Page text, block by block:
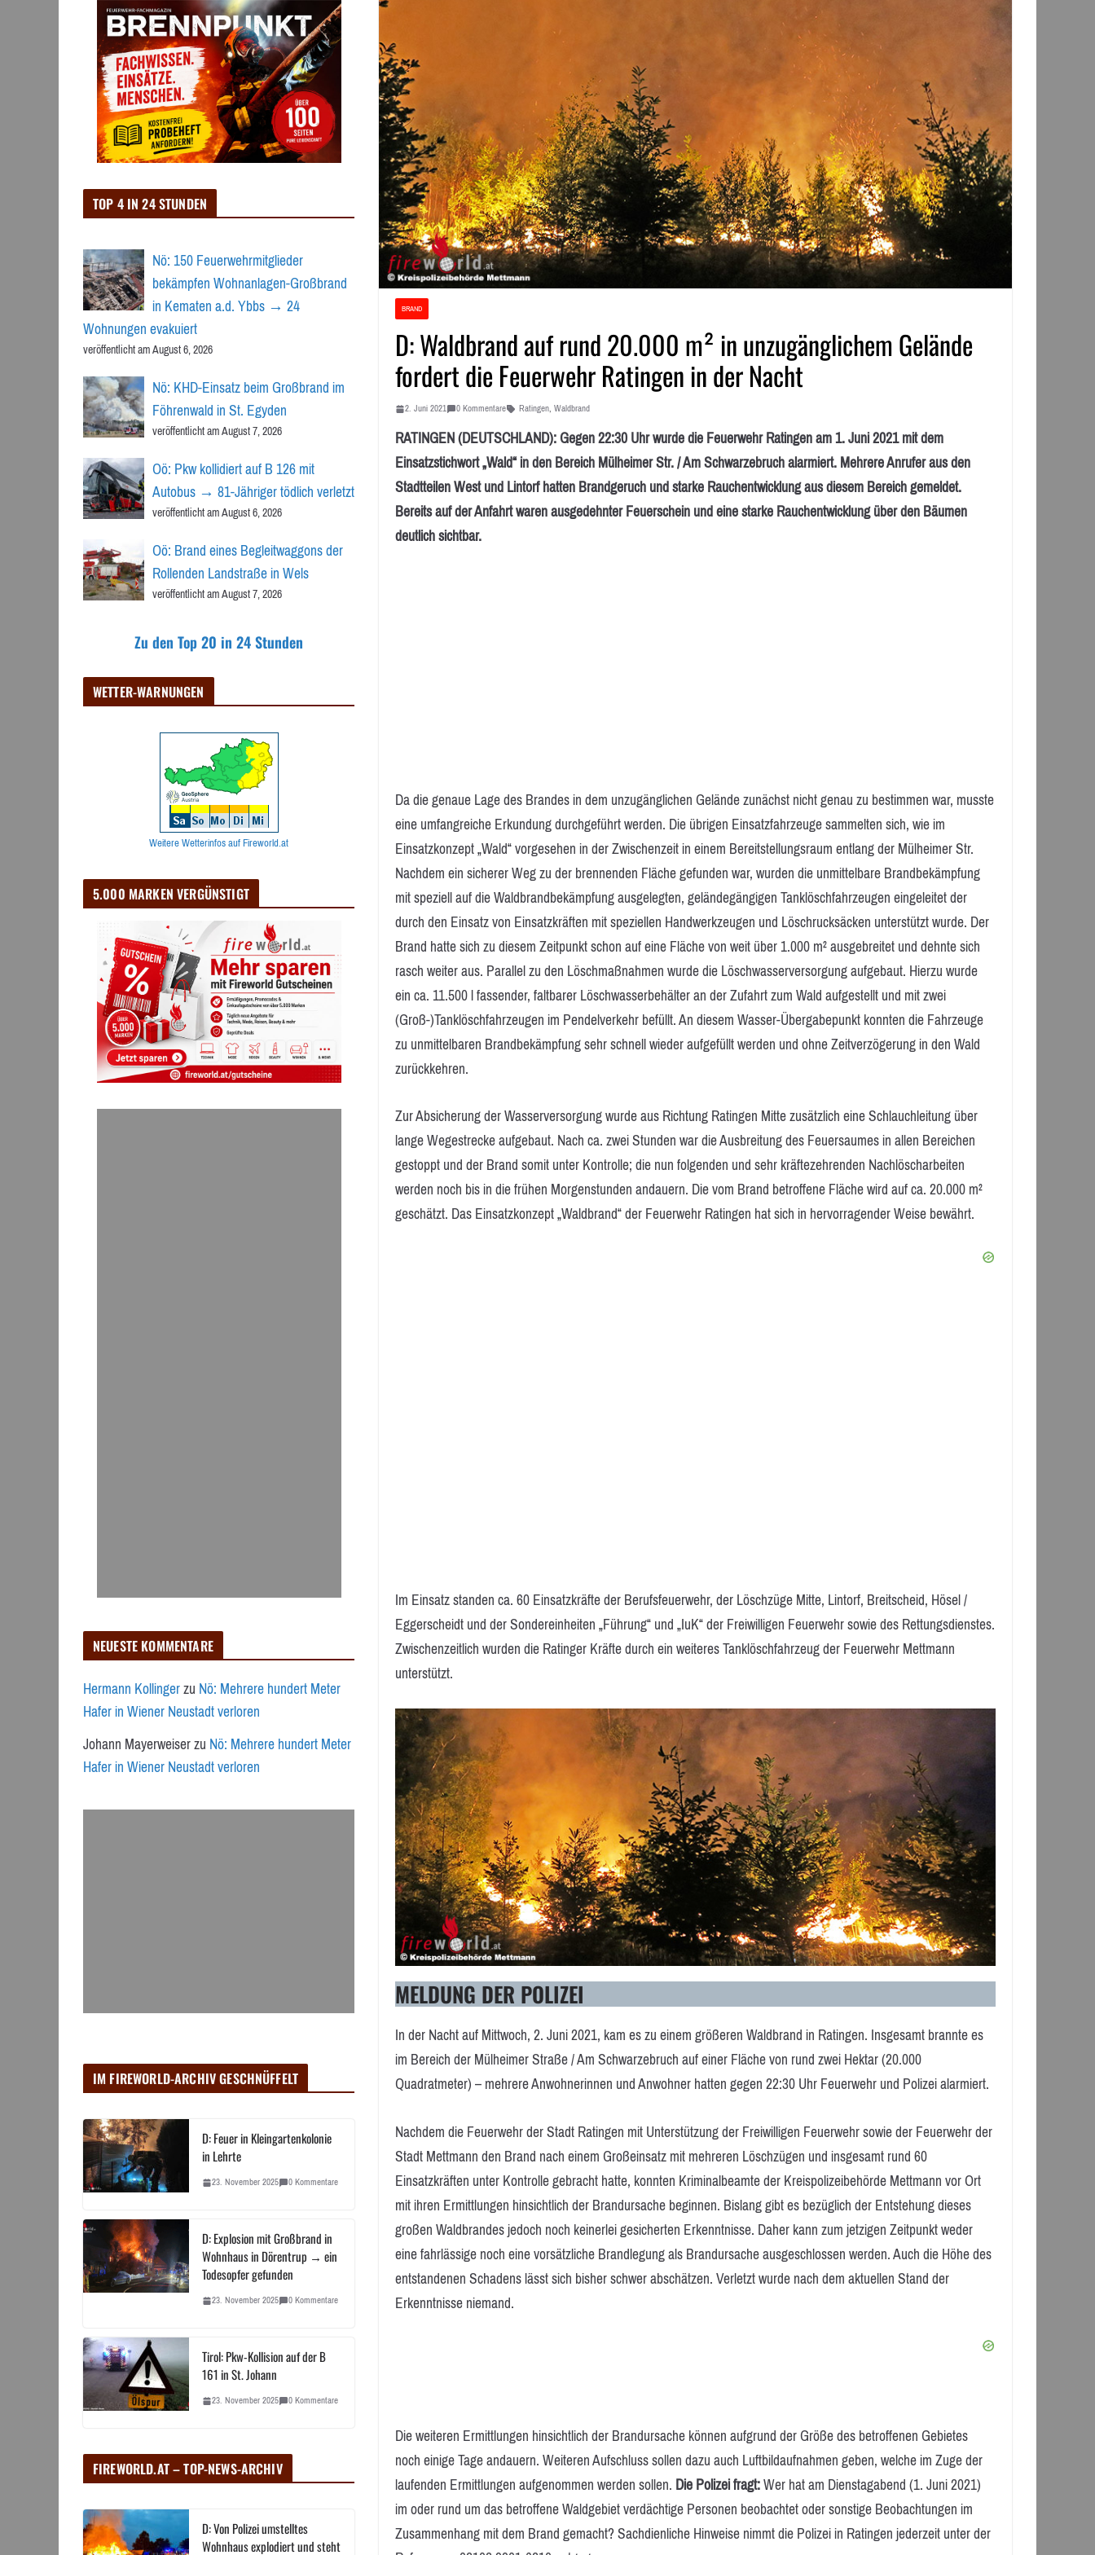
BRAND
D: Waldbrand auf rund 20.000 m² in unzugänglichem Gelände
fordert die Feuerwehr Ratingen in der Nacht
2. Juni 2021 0 Kommentare Ratingen, Waldbrand
RATINGEN (DEUTSCHLAND): Gegen 22:30 Uhr wurde die Feuerwehr Ratingen am 1. Juni 2021 mit dem
Einsatzstichwort „Wald“ in den Bereich Mülheimer Str. / Am Schwarzebruch alarmiert. Mehrere Anrufer aus den
Stadtteilen West und Lintorf hatten Brandgeruch und starke Rauchentwicklung aus diesem Bereich gemeldet.
Bereits auf der Anfahrt waren ausgedehnter Feuerschein und eine starke Rauchentwicklung über den Bäumen
deutlich sichtbar.
Da die genaue Lage des Brandes in dem unzugänglichen Gelände zunächst nicht genau zu bestimmen war, musste
eine umfangreiche Erkundung durchgeführt werden. Die übrigen Einsatzfahrzeuge sammelten sich, wie im
Einsatzkonzept „Wald“ vorgesehen in der Zwischenzeit in einem Bereitstellungsraum entlang der Mülheimer Str.
Nachdem ein sicherer Weg zu der brennenden Fläche gefunden war, wurden die unmittelbare Brandbekämpfung
mit speziell auf die Waldbrandbekämpfung ausgelegten, geländegängigen Tanklöschfahrzeugen eingeleitet der
durch den Einsatz von Einsatzkräften mit speziellen Handwerkzeugen und Löschrucksäcken unterstützt wurde. Der
Brand hatte sich zu diesem Zeitpunkt schon auf eine Fläche von weit über 1.000 m² ausgebreitet und dehnte sich
rasch weiter aus. Parallel zu den Löschmaßnahmen wurde die Löschwasserversorgung aufgebaut. Hierzu wurde
ein ca. 11.500 l fassender, faltbarer Löschwasserbehälter an der Zufahrt zum Wald aufgestellt und mit zwei
(Groß-)Tanklöschfahrzeugen im Pendelverkehr befüllt. An diesem Wasser-Übergabepunkt konnten die Fahrzeuge
zu unmittelbaren Brandbekämpfung sehr schnell wieder aufgefüllt werden und ohne Zeitverzögerung in den Wald
zurückkehren.
Zur Absicherung der Wasserversorgung wurde aus Richtung Ratingen Mitte zusätzlich eine Schlauchleitung über
lange Wegestrecke aufgebaut. Nach ca. zwei Stunden war die Ausbreitung des Feuersaumes in allen Bereichen
gestoppt und der Brand somit unter Kontrolle; die nun folgenden und sehr kräftezehrenden Nachlöscharbeiten
werden noch bis in die frühen Morgenstunden andauern. Die vom Brand betroffene Fläche wird auf ca. 20.000 m²
geschätzt. Das Einsatzkonzept „Waldbrand“ der Feuerwehr Ratingen hat sich in hervorragender Weise bewährt.
Im Einsatz standen ca. 60 Einsatzkräfte der Berufsfeuerwehr, der Löschzüge Mitte, Lintorf, Breitscheid, Hösel /
Eggerscheidt und der Sondereinheiten „Führung“ und „IuK“ der Freiwilligen Feuerwehr sowie des Rettungsdienstes.
Zwischenzeitlich wurden die Ratinger Kräfte durch ein weiteres Tanklöschfahrzeug der Feuerwehr Mettmann
unterstützt.
MELDUNG DER POLIZEI
In der Nacht auf Mittwoch, 2. Juni 2021, kam es zu einem größeren Waldbrand in Ratingen. Insgesamt brannte es
im Bereich der Mülheimer Straße / Am Schwarzebruch auf einer Fläche von rund zwei Hektar (20.000
Quadratmeter) – mehrere Anwohnerinnen und Anwohner hatten gegen 22:30 Uhr Feuerwehr und Polizei alarmiert.
Nachdem die Feuerwehr der Stadt Ratingen mit Unterstützung der Freiwilligen Feuerwehr sowie der Feuerwehr der
Stadt Mettmann den Brand nach einem Großeinsatz mit mehreren Löschzügen und insgesamt rund 60
Einsatzkräften unter Kontrolle gebracht hatte, konnten Kriminalbeamte der Kreispolizeibehörde Mettmann vor Ort
mit ihren Ermittlungen hinsichtlich der Brandursache beginnen. Bislang gibt es bezüglich der Entstehung dieses
großen Waldbrandes jedoch noch keinerlei gesicherten Erkenntnisse. Daher kann zum jetzigen Zeitpunkt weder
eine fahrlässige noch eine vorsätzliche Brandlegung als Brandursache ausgeschlossen werden. Auch die Höhe des
entstandenen Schadens lässt sich bisher schwer abschätzen. Verletzt wurde nach dem aktuellen Stand der
Erkenntnisse niemand.
Die weiteren Ermittlungen hinsichtlich der Brandursache können aufgrund der Größe des betroffenen Gebietes
noch einige Tage andauern. Weiteren Aufschluss sollen dazu auch Luftbildaufnahmen geben, welche im Zuge der
laufenden Ermittlungen aufgenommen werden sollen.Die Polizei fragt:Wer hat am Dienstagabend (1. Juni 2021)
im oder rund um das betroffene Waldgebiet verdächtige Personen beobachtet oder sonstige Beobachtungen im
Zusammenhang mit dem Brand gemacht? Sachdienliche Hinweise nimmt die Polizei in Ratingen jederzeit unter der
TOP 4 IN 24 STUNDEN
Nö: 150 Feuerwehrmitglieder
bekämpfen Wohnanlagen-Großbrand
in Kematen a.d. Ybbs → 24
Wohnungen evakuiert
veröffentlicht am August 6, 2026
Nö: KHD-Einsatz beim Großbrand im
Föhrenwald in St. Egyden
veröffentlicht am August 7, 2026
Oö: Pkw kollidiert auf B 126 mit
Autobus → 81-Jähriger tödlich verletzt
veröffentlicht am August 6, 2026
Oö: Brand eines Begleitwaggons der
Rollenden Landstraße in Wels
veröffentlicht am August 7, 2026
Zu den Top 20 in 24 Stunden
WETTER-WARNUNGEN
Weitere Wetterinfos auf Fireworld.at
5.000 MARKEN VERGÜNSTIGT
NEUESTE KOMMENTARE
Hermann KollingerzuNö: Mehrere hundert Meter
Hafer in Wiener Neustadt verloren
Johann MayerweiserzuNö: Mehrere hundert Meter
Hafer in Wiener Neustadt verloren
IM FIREWORLD-ARCHIV GESCHNÜFFELT
D: Feuer in Kleingartenkolonie
in Lehrte
23. November 2025 0 Kommentare
D: Explosion mit Großbrand in
Wohnhaus in Dörentrup → ein
Todesopfer gefunden
23. November 2025 0 Kommentare
Tirol: Pkw-Kollision auf der B
161 in St. Johann
23. November 2025 0 Kommentare
FIREWORLD.AT – TOP-NEWS-ARCHIV
D: Von Polizei umstelltes
Wohnhaus explodiert und steht